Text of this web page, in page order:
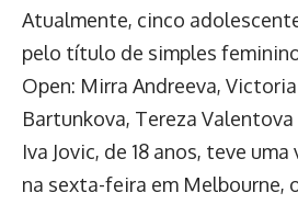
Atualmente, cinco
pelo título de simples
Open: Mirra Andreeva,
Bartunkova, Tereza Valentova
Iva Jovic, de 18 anos, teve
na sexta-feira em Melbourne,